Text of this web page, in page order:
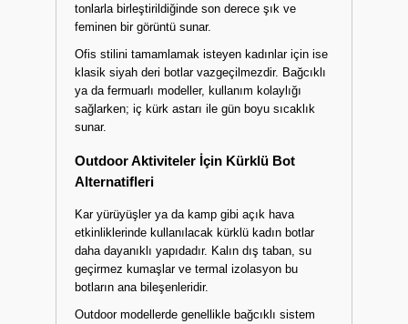
tonlarla birleştirildiğinde son derece şık ve
feminen bir görüntü sunar.
Ofis stilini tamamlamak isteyen kadınlar için ise
klasik siyah deri botlar vazgeçilmezdir. Bağcıklı
ya da fermuarlı modeller, kullanım kolaylığı
sağlarken; iç kürk astarı ile gün boyu sıcaklık
sunar.
Outdoor Aktiviteler İçin Kürklü Bot
Alternatifleri
Kar yürüyüşler ya da kamp gibi açık hava
etkinliklerinde kullanılacak kürklü kadın botlar
daha dayanıklı yapıdadır. Kalın dış taban, su
geçirmez kumaşlar ve termal izolasyon bu
botların ana bileşenleridir.
Outdoor modellerde genellikle bağcıklı sistem